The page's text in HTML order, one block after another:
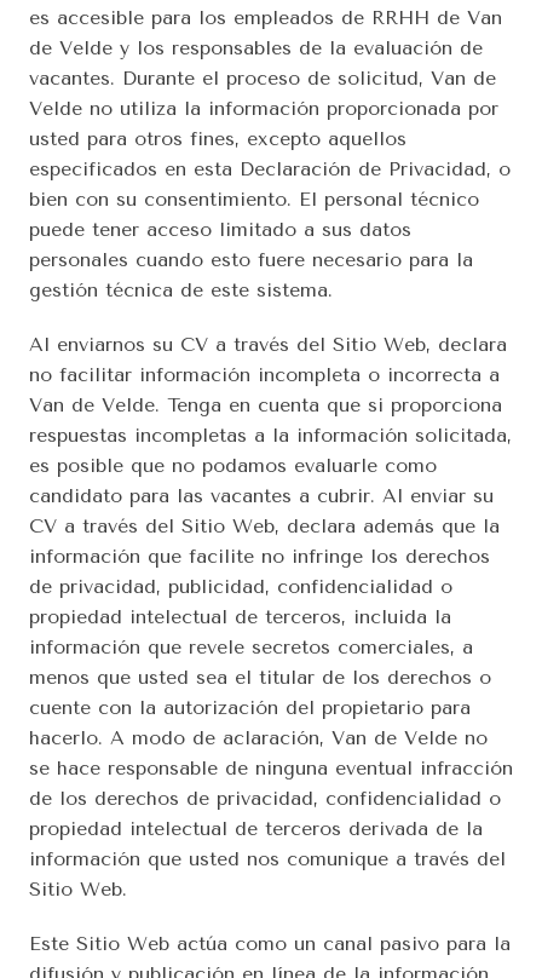
es accesible para los empleados de RRHH de Van
de Velde y los responsables de la evaluación de
vacantes. Durante el proceso de solicitud, Van de
Velde no utiliza la información proporcionada por
usted para otros fines, excepto aquellos
especificados en esta Declaración de Privacidad, o
bien con su consentimiento. El personal técnico
puede tener acceso limitado a sus datos
personales cuando esto fuere necesario para la
gestión técnica de este sistema.
Al enviarnos su CV a través del Sitio Web, declara
no facilitar información incompleta o incorrecta a
Van de Velde. Tenga en cuenta que si proporciona
respuestas incompletas a la información solicitada,
es posible que no podamos evaluarle como
candidato para las vacantes a cubrir. Al enviar su
CV a través del Sitio Web, declara además que la
información que facilite no infringe los derechos
de privacidad, publicidad, confidencialidad o
propiedad intelectual de terceros, incluida la
información que revele secretos comerciales, a
menos que usted sea el titular de los derechos o
cuente con la autorización del propietario para
hacerlo. A modo de aclaración, Van de Velde no
se hace responsable de ninguna eventual infracción
de los derechos de privacidad, confidencialidad o
propiedad intelectual de terceros derivada de la
información que usted nos comunique a través del
Sitio Web.
Este Sitio Web actúa como un canal pasivo para la